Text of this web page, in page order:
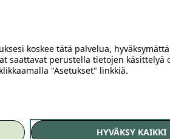
koskee tätä palvelua,
saattavat perustella tietojen käsittelyä
"Asetukset" linkkiä.
HYVÄKSY KAIKKI